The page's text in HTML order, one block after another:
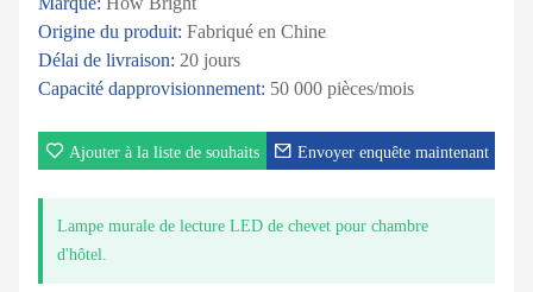
Origine du produit: Fabriqué en Chine
Délai de livraison: 20 jours
Capacité dapprovisionnement: 50 000 pièces/mois
Ajouter à la liste de souhaits Envoyer enquête maintenant
Lampe murale de lecture LED de chevet pour chambre
d'hôtel.